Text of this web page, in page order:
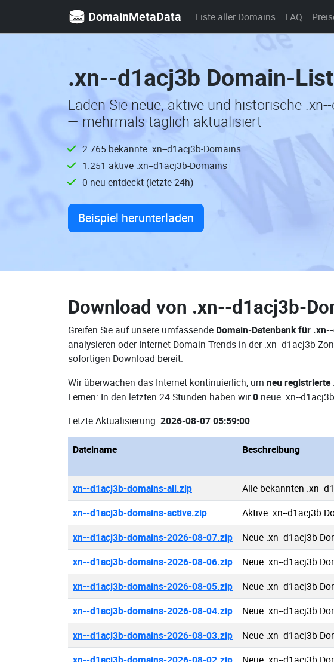
DomainMetaData Liste aller Domains FAQ
.xn--d1acj3b Domain-
Laden Sie neue, aktive und historische
— mehrmals täglich aktualisiert
2.765 bekannte .xn--d1acj3b-Domains
1.251 aktive .xn--d1acj3b-Domains
0 neu entdeckt (letzte 24h)
Beispiel herunterladen
Download von .xn--d1acj3b-
Greifen Sie auf unsere umfassende Domain-Datenbank für
analysieren oder Internet-Domain-Trends in der .xn--d1acj3b-
sofortigen Download bereit.
Wir überwachen das Internet kontinuierlich, um neu
Lernen: In den letzten 24 Stunden haben wir0 neue .xn--
Letzte Aktualisierung: 2026-08-07 05:59:00
Dateiname Beschreibung
xn--d1acj3b-domains-all.zip Alle bekannten .xn--
xn--d1acj3b-domains-active.zip Aktive .xn--d1acj3b
xn--d1acj3b-domains-2026-08-07.zip Neue .xn--d1acj3b
xn--d1acj3b-domains-2026-08-06.zip Neue .xn--d1acj3b
xn--d1acj3b-domains-2026-08-05.zip Neue .xn--d1acj3b
xn--d1acj3b-domains-2026-08-04.zip Neue .xn--d1acj3b
xn--d1acj3b-domains-2026-08-03.zip Neue .xn--d1acj3b